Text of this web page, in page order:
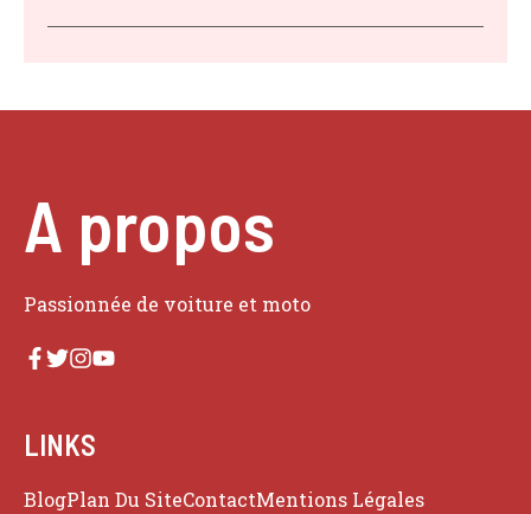
A propos
Passionnée de voiture et moto
LINKS
BlogPlan Du SiteContactMentions Légales